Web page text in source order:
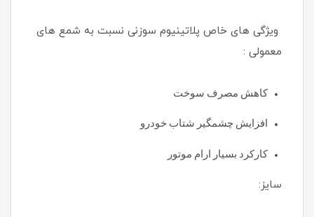
ویژگی های خاص پلاتینیوم سوزنی نسبت به شمع های
معمولی :
کاهش مصرف سوخت
افزایش چشمگیر شتاب خودرو
کارکرد بسیار ارام موتور
سایز: